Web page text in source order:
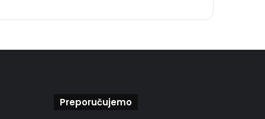
Preporučujemo